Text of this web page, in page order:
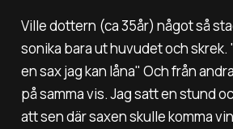
Ville dottern (ca 35år) något så
sonika bara ut huvudet och skrek.
en sax jag kan låna" Och från
på samma vis. Jag satt en stund
att sen där saxen skulle komma